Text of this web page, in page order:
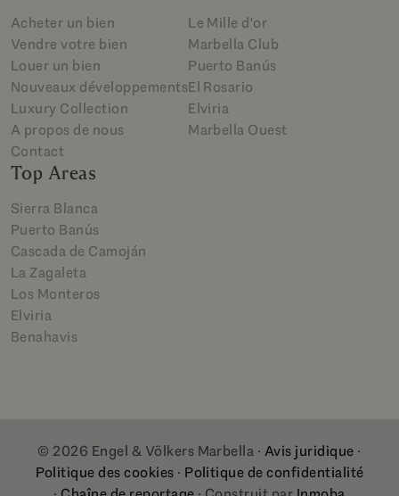
Acheter un bien
Vendre votre bien
Louer un bien
Nouveaux développements
Luxury Collection
A propos de nous
Contact
Le Mille d'or
Marbella Club
Puerto Banús
El Rosario
Elviria
Marbella Ouest
Top Areas
Sierra Blanca
Puerto Banús
Cascada de Camoján
La Zagaleta
Los Monteros
Elviria
Benahavis
© 2026 Engel & Völkers Marbella · Avis juridique ·
Politique des cookies · Politique de confidentialité